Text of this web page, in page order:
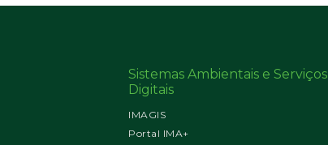
Sistemas Ambientais e Serviços
Digitais
IMAGIS
Portal IMA+